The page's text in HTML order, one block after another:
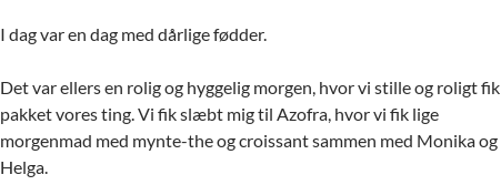
I dag var en dag med dårlige fødder.
Det var ellers en rolig og hyggelig morgen, hvor vi stille og roligt fik
pakket vores ting. Vi fik slæbt mig til Azofra, hvor vi fik lige
morgenmad med mynte-the og croissant sammen med Monika og
Helga.